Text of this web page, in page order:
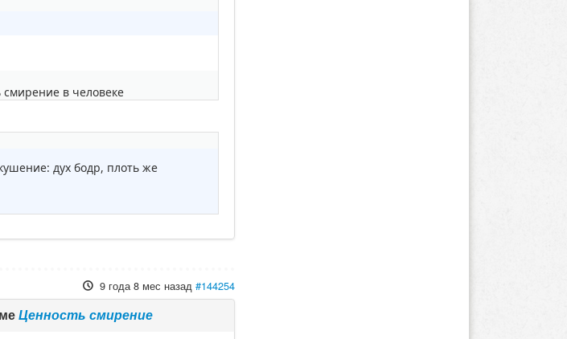
смирение в человеке
дух бодр, плоть же
9 года 8 мес назад #144254
Ценность смирение